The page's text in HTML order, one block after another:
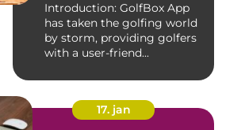
Introduction: GolfBox App
has taken the golfing world
by storm, providing golfers
with a user-friend...
17. jan